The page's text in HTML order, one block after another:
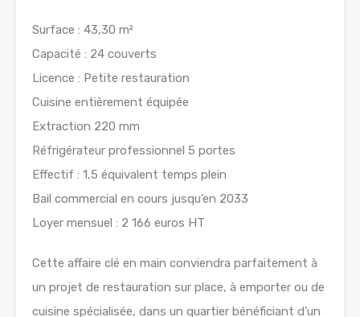
Surface : 43,30 m²
Capacité : 24 couverts
Licence : Petite restauration
Cuisine entièrement équipée
Extraction 220 mm
Réfrigérateur professionnel 5 portes
Effectif : 1,5 équivalent temps plein
Bail commercial en cours jusqu’en 2033
Loyer mensuel : 2 166 euros HT
Cette affaire clé en main conviendra parfaitement à
un projet de restauration sur place, à emporter ou de
cuisine spécialisée, dans un quartier bénéficiant d’un